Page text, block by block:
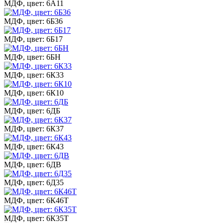
МДФ, цвет: 6А11
МДФ, цвет: 6Б36
МДФ, цвет: 6Б17
МДФ, цвет: 6БН
МДФ, цвет: 6К33
МДФ, цвет: 6К10
МДФ, цвет: 6ДБ
МДФ, цвет: 6К37
МДФ, цвет: 6К43
МДФ, цвет: 6ДВ
МДФ, цвет: 6Д35
МДФ, цвет: 6К46Т
МДФ, цвет: 6К35Т